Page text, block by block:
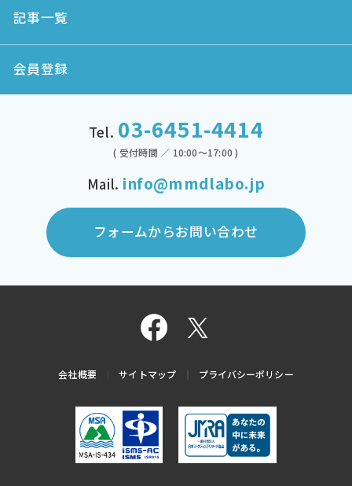
記事一覧
会員登録
Tel. 03-6451-4414
( 受付時間 ／ 10:00～17:00 )
Mail. info@mmdlabo.jp
フォームからお問い合わせ
会社概要 サイトマップ プライバシーポリシー